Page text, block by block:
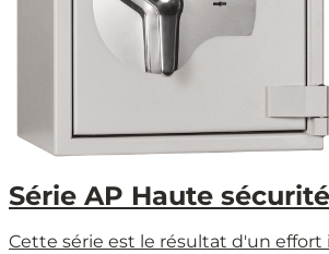
Série AP Haute sécurité
Cette série est le résultat d'un